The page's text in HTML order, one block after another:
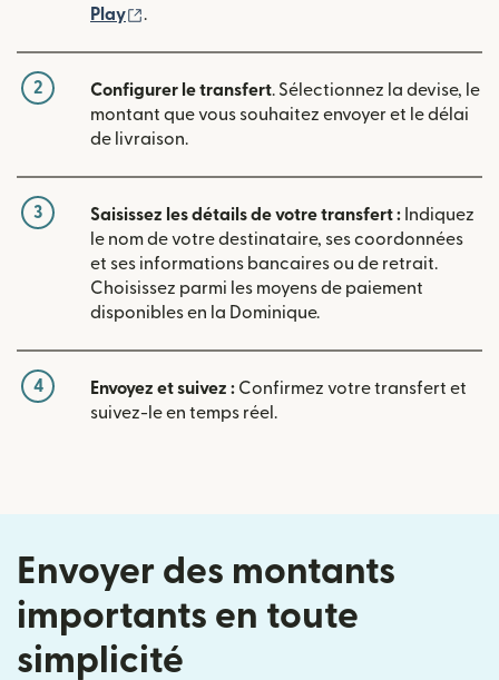
Play
.
2 Configurer le transfert. Sélectionnez la devise, le
montant que vous souhaitez envoyer et le délai
de livraison.
3 Saisissez les détails de votre transfert : Indiquez
le nom de votre destinataire, ses coordonnées
et ses informations bancaires ou de retrait.
Choisissez parmi les moyens de paiement
disponibles en la Dominique.
4 Envoyez et suivez : Confirmez votre transfert et
suivez-le en temps réel.
Envoyer des montants
importants en toute
simplicité